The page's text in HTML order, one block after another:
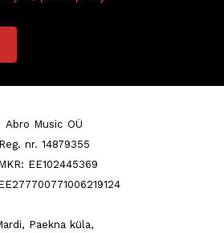
Abro Music OÜ
Reg. nr. 14879355
EE102445369
Paekna küla,